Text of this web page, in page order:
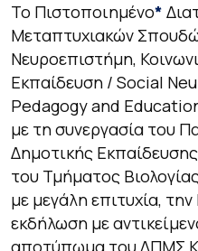
Το Πιστοποιημένο*
Μεταπτυχιακών
Νευροεπιστήμη,
Εκπαίδευση / Social
Pedagogy and
με τη συνεργασία του
Δημοτικής
του Τμήματος
με μεγάλη επιτυχία,
εκδήλωση με
αποτύπωμα του ΔΠΜΣ